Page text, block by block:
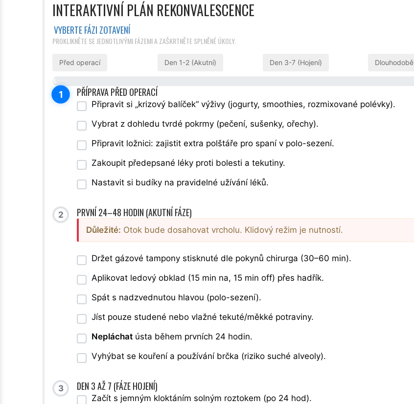
INTERAKTIVNÍ PLÁN REKONVALESCENCE
VYBERTE FÁZI ZOTAVENÍ
PROKLIKNĚTE SE JEDNOTLIVÝMI FÁZEMI A ZAŠKRTNĚTE SPLNĚNÉ ÚKOLY.
Před operací Den 1-2 (Akutní) Den 3-7 (Hojení) Dlouhodobě
0%
1 PŘÍPRAVA PŘED OPERACÍ
Připravit si „krizový balíček“ výživy (jogurty, smoothies, rozmixované polévky).
Vybrat z dohledu tvrdé pokrmy (pečení, sušenky, ořechy).
Připravit ložnici: zajistit extra polštáře pro spaní v polo-sezení.
Zakoupit předepsané léky proti bolesti a tekutiny.
Nastavit si budíky na pravidelné užívání léků.
2 PRVNÍ 24–48 HODIN (AKUTNÍ FÁZE)
Důležité: Otok bude dosahovat vrcholu. Klidový režim je nutností.
Držet gázové tampony stisknuté dle pokynů chirurga (30–60 min).
Aplikovat ledový obklad (15 min na, 15 min off) přes hadřík.
Spát s nadzvednutou hlavou (polo-sezení).
Jíst pouze studené nebo vlažné tekuté/měkké potraviny.
Nepláchat ústa během prvních 24 hodin.
Vyhýbat se kouření a používání brčka (riziko suché alveoly).
3 DEN 3 AŽ 7 (FÁZE HOJENÍ)
Začít s jemným kloktáním solným roztokem (po 24 hod).